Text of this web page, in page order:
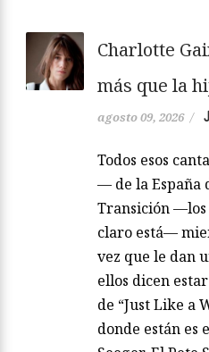
Charlotte
más que la
agosto 09, 2026 /
Todos esos
— de la España
Transición —los
claro está—
vez que le dan
ellos dicen
de “Just Like a
donde están es